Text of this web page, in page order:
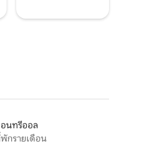
นทรีออล
กรายเดือน